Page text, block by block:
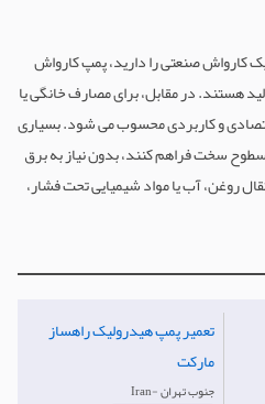
کارواش صنعتی را دارید، پمپ کارواش
هستند. در مقابل، برای مصارف خانگی یا
و کاربردی محسوب می شود. بسیاری
سخت فراهم کنند، بدون نیاز به برق
روغن، آب یا مواد شیمیایی تحت فشار،
تعمیر پمپ هیدرولیک راهساز
مارکت
Iran- جنوب‌ تهران